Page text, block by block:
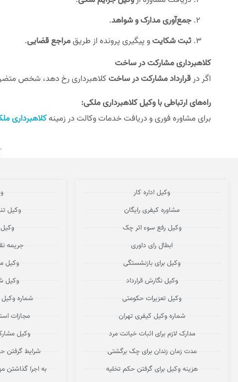
جمع‌آوری مدارک و شواهد.
ثبت شکایتو پیگیری پرونده از طریقمراجع قضایی.
کلاهبرداری مشارکت در ساخت
اگر درقرارداد مشارکت در ساختکلاهبرداری رخ دهد، شخص
راه‌های ارتباطی با وکیل کلاهبرداری ملکی:
برای مشاوره فوری و دریافت خدمات وکالت در زمینهکلاهبرداری
وکیل اداره کار
مشاوره کیفری رایگان
وکیل رفع سوء اثر چک
ابطال رای داوری
وکیل برای بازنشستگی
وکیل نگارش قرارداد
وکیل تعزیرات حکومتی
شماره وکیل کیفری تهران
مدارک لازم برای اثبات خیانت مرد
مدت زمان زندان برای چک برگشتی
هزینه وکیل برای گرفتن حکم تخلیه
وکیل
وکیل
جریمه
وکیل
وکیل
شماره
مجازات
وکیل
شرایط گرفتن
به اجرا